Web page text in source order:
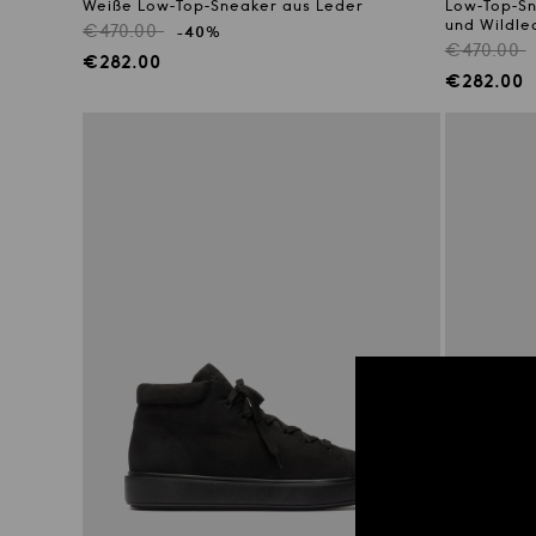
Weiße Low-Top-Sneaker aus Leder
Regulärer
Preis
€470.00 -40%
Verkaufspreis
€282.00
Low-Top-
und
Preis
€470.00
€282.00